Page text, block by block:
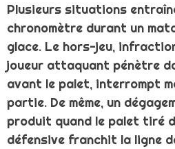
Plusieurs situations
chronomètre durant un
glace. Le hors-jeu,
joueur attaquant pénètre
avant le palet, interrompt
partie. De même, un
produit quand le palet tiré
défensive franchit la ligne